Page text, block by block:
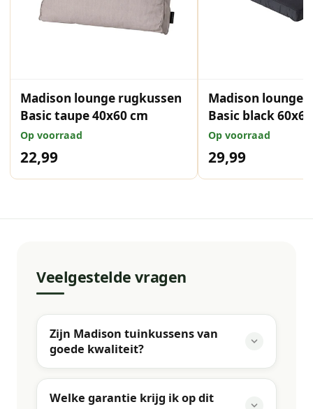
Madison lounge rugkussen
Basic taupe 40x60 cm
Op voorraad
22,99
Madison lounge
Basic black
Op voorraad
29,99
Veelgestelde vragen
Zijn Madison tuinkussens van
goede kwaliteit?
Welke garantie krijg ik op dit